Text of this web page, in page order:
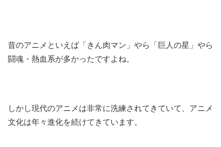
昔のアニメといえば「きん肉マン」やら「巨人の星」やら
闘魂・熱血系が多かったですよね。
しかし現代のアニメは非常に洗練されてきていて、アニメ
文化は年々進化を続けてきています。